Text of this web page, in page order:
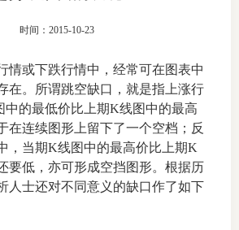
风险案
业务指
时间：2015-10-23
或下跌行情中，经常可在图表中
在。所谓跳空缺口，就是指上涨行
中的最低价比上期K线图中的最高
在连续图形上留下了一个空档；反
，当期K线图中的最高价比上期K
要低，亦可形成空挡图形。根据历
人士还对不同意义的缺口作了如下